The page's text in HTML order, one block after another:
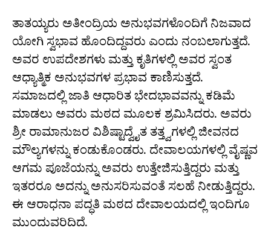
ತಾತಯ್ಯರು ಅತೀಂದ್ರಿಯ ಅನುಭವಗಳೊಂದಿಗೆ ನಿಜವಾದ
ಯೋಗಿ ಸ್ವಭಾವ ಹೊಂದಿದ್ದವರು ಎಂದು ನಂಬಲಾಗುತ್ತದೆ.
ಅವರ ಉಪದೇಶಗಳು ಮತ್ತು ಕೃತಿಗಳಲ್ಲಿ ಅವರ ಸ್ವಂತ
ಆಧ್ಯಾತ್ಮಿಕ ಅನುಭವಗಳ ಪ್ರಭಾವ ಕಾಣಿಸುತ್ತದೆ.
ಸಮಾಜದಲ್ಲಿ ಜಾತಿ ಆಧಾರಿತ ಭೇದಭಾವವನ್ನು ಕಡಿಮೆ
ಮಾಡಲು ಅವರು ಮಠದ ಮೂಲಕ ಶ್ರಮಿಸಿದರು. ಅವರು
ಶ್ರೀ ರಾಮಾನುಜರ ವಿಶಿಷ್ಟಾದ್ವೈತ ತತ್ತ್ವಗಳಲ್ಲಿ ಜೀವನದ
ಮೌಲ್ಯಗಳನ್ನು ಕಂಡುಕೊಂಡರು. ದೇವಾಲಯಗಳಲ್ಲಿ ವೈಷ್ಣವ
ಆಗಮ ಪೂಜೆಯನ್ನು ಅವರು ಉತ್ತೇಜಿಸುತ್ತಿದ್ದರು ಮತ್ತು
ಇತರರೂ ಅದನ್ನು ಅನುಸರಿಸುವಂತೆ ಸಲಹೆ ನೀಡುತ್ತಿದ್ದರು.
ಈ ಆರಾಧನಾ ಪದ್ಧತಿ ಮಠದ ದೇವಾಲಯದಲ್ಲಿ ಇಂದಿಗೂ
ಮುಂದುವರಿದಿದೆ.